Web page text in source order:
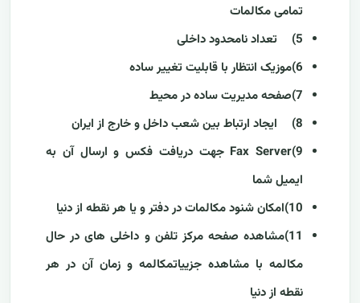
تمامی مکالمات
5)
تعداد نامحدود داخلی
6)موزیک انتظار با قابلیت تغییر ساده
7)صفحه مدیریت ساده در محیط
8)
ایجاد ارتباط بین شعب داخل و خارج از ایران
9)Fax Server جهت دریافت فکس و ارسال آن به
ایمیل شما
10)امکان شنود مکالمات در دفتر و یا هر نقطه از دنیا
11)مشاهده صفحه مرکز تلفن و داخلی های در حال
مکالمه با مشاهده جزییاتمکالمه و زمان آن در هر
نقطه از دنیا